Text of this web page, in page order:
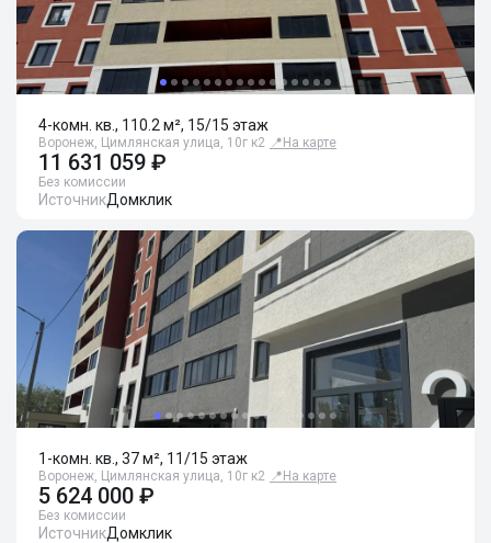
4-комн. кв., 110.2 м², 15/15 этаж
Воронеж, Цимлянская улица, 10г к2 📍 На карте
11 631 059 ₽
Без комиссии
ИсточникДомклик
1-комн. кв., 37 м², 11/15 этаж
Воронеж, Цимлянская улица, 10г к2 📍 На карте
5 624 000 ₽
Без комиссии
ИсточникДомклик